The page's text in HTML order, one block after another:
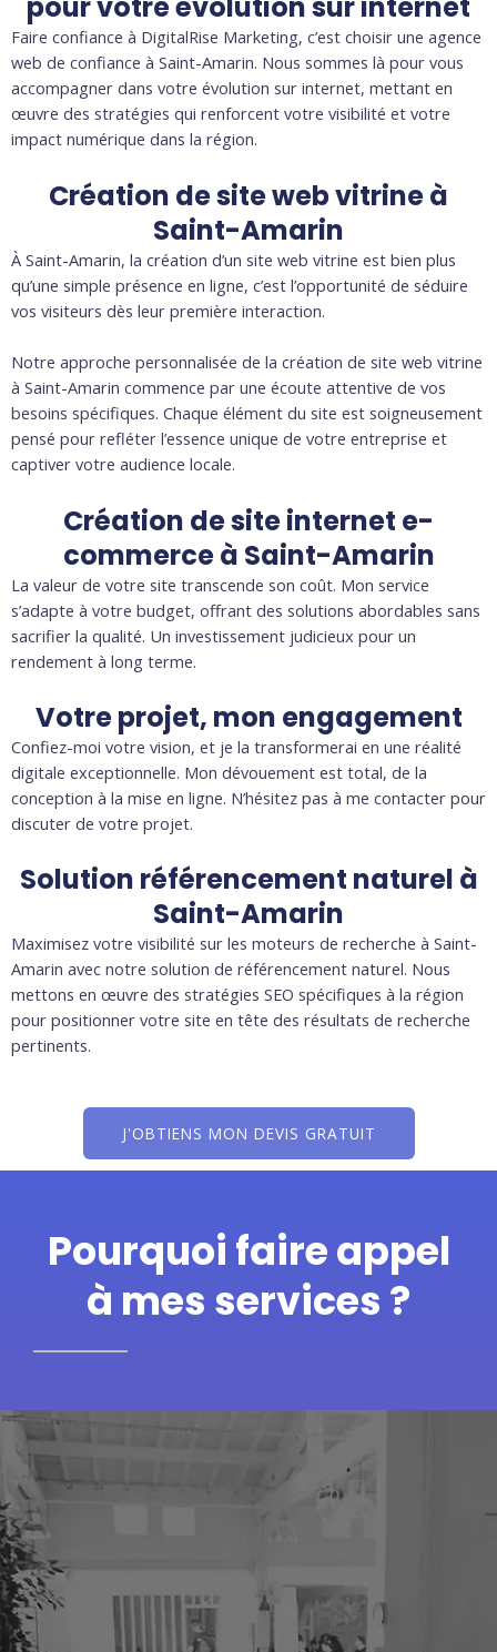
pour votre évolution sur internet
Faire confiance à DigitalRise Marketing, c’est choisir une agence
web de confiance à Saint-Amarin. Nous sommes là pour vous
accompagner dans votre évolution sur internet, mettant en
œuvre des stratégies qui renforcent votre visibilité et votre
impact numérique dans la région.
Création de site web vitrine à
Saint-Amarin
À Saint-Amarin, la création d’un site web vitrine est bien plus
qu’une simple présence en ligne, c’est l’opportunité de séduire
vos visiteurs dès leur première interaction.
Notre approche personnalisée de la création de site web vitrine
à Saint-Amarin commence par une écoute attentive de vos
besoins spécifiques. Chaque élément du site est soigneusement
pensé pour refléter l’essence unique de votre entreprise et
captiver votre audience locale.
Création de site internet e-
commerce à Saint-Amarin
La valeur de votre site transcende son coût. Mon service
s’adapte à votre budget, offrant des solutions abordables sans
sacrifier la qualité. Un investissement judicieux pour un
rendement à long terme.
Votre projet, mon engagement
Confiez-moi votre vision, et je la transformerai en une réalité
digitale exceptionnelle. Mon dévouement est total, de la
conception à la mise en ligne. N’hésitez pas à me contacter pour
discuter de votre projet.
Solution référencement naturel à
Saint-Amarin
Maximisez votre visibilité sur les moteurs de recherche à Saint-
Amarin avec notre solution de référencement naturel. Nous
mettons en œuvre des stratégies SEO spécifiques à la région
pour positionner votre site en tête des résultats de recherche
pertinents.
J'OBTIENS MON DEVIS GRATUIT
Pourquoi faire appel
à mes services ?